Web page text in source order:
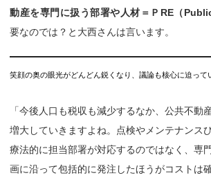
動産を専門に扱う部署や人材＝ＰRE（
要なのでは？と大西さんは言います。
笑顔の奥の眼光がどんどん鋭くなり、議論も核心に迫って
「今後人口も税収も減少するなか、公共不動
増大していきますよね。点検やメンテナンス
療法的に担当部署が対応するのではなく、専
画に沿って包括的に発注したほうがコストは